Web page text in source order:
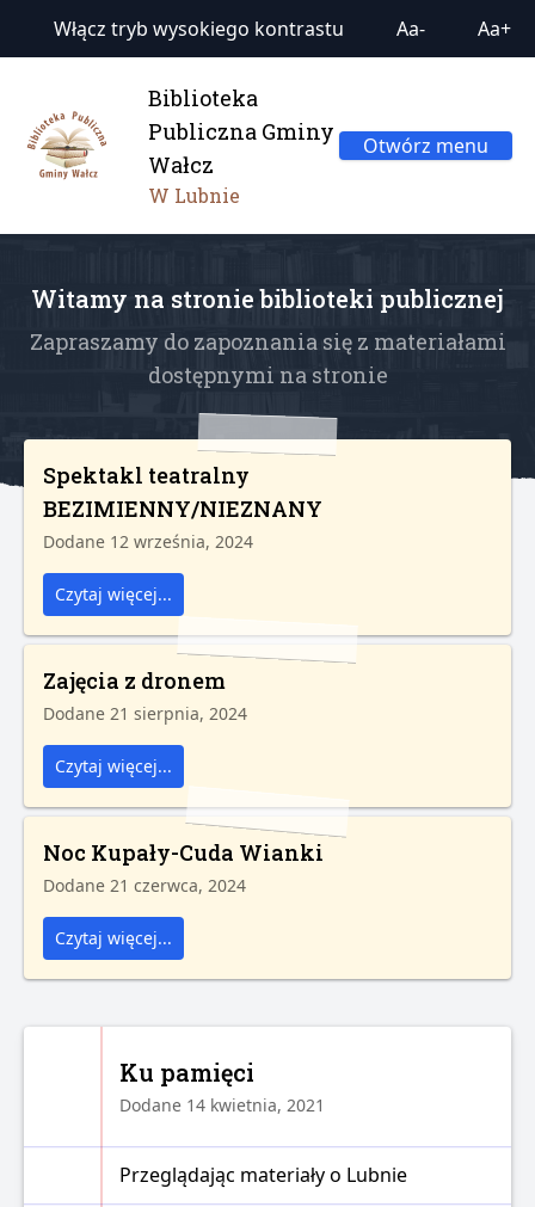
Włącz tryb wysokiego kontrastu Aa- Aa+
Biblioteka
Publiczna Gminy
Wałcz
W Lubnie
Otwórz menu
Witamy na stronie biblioteki publicznej
Zapraszamy do zapoznania się z materiałami
dostępnymi na stronie
Spektakl teatralny
BEZIMIENNY/NIEZNANY
Dodane 12 września, 2024
Czytaj więcej...
Zajęcia z dronem
Dodane 21 sierpnia, 2024
Czytaj więcej...
Noc Kupały-Cuda Wianki
Dodane 21 czerwca, 2024
Czytaj więcej...
Ku pamięci
Dodane 14 kwietnia, 2021
Przeglądając materiały o Lubnie